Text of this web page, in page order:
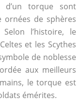
d’un torque sont
ornées de sphères
l’histoire, le
et les Scythes
de noblesse
aux meilleurs
le torque est
émérites.